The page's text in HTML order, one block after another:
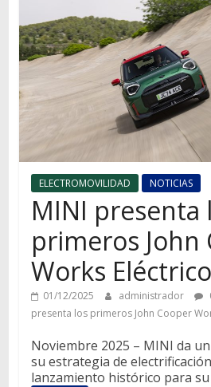
mundo
del
transporte
ELECTROMOVILIDAD NOTICIAS
MINI presenta
primeros John
Works
01/12/2025 administrador
presenta los primeros John Cooper
Noviembre 2025 – MINI da
su estrategia de
lanzamiento histórico para